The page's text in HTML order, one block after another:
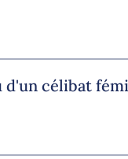
d'un célibat